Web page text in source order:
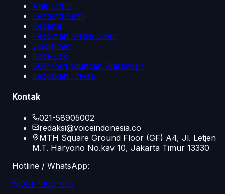
Anti-TPPO
Tentang Kami
Redaksi
Pedoman Media Siber
Disclaimer
Kode Etik
SOP Perlindungan Wartawan
Kebijakan Privasi
Kontak
021-58905002
redaksi@voiceindonesia.co
MTH Square Ground Floor (GF) A4, Jl. Letjen
M.T. Haryono No.kav 10, Jakarta Timur 13330
Hotline / WhatsApp:
0811-809-073